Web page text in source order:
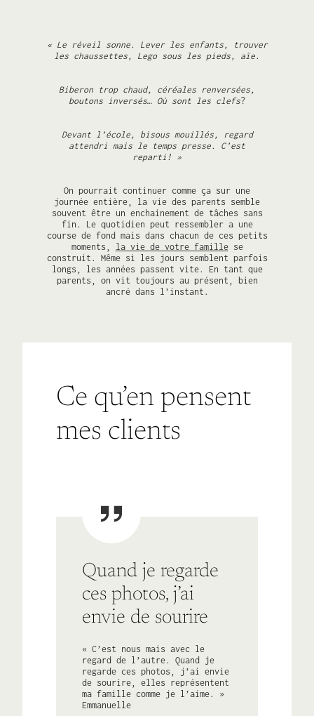
« Le réveil sonne.
Lever les enfants, trouver
les chaussettes,
Lego sous les pieds, aïe.
Biberon trop chaud, céréales renversées,
boutons inversés… Où sont les clefs?
Devant l’école, bisous mouillés, regard
attendri mais le temps presse. C’est
reparti! »
On pourrait continuer comme ça sur une
journée entière, la vie des parents semble
souvent être un enchainement de tâches sans
fin. Le quotidien peut ressembler a une
course de fond mais dans chacun de ces petits
moments, la vie de votre famillese
construit. Même si les jours semblent parfois
longs, les années passent vite. En tant que
parents, on vit toujours au présent, bien
ancré dans l’instant.
Ce qu’en pensent
mes clients
Quand je regarde
ces photos, j’ai
envie de sourire
« C’est nous mais avec le
regard de l’autre. Quand je
regarde ces photos, j’ai envie
de sourire, elles représentent
ma famille comme je l’aime. »
Emmanuelle